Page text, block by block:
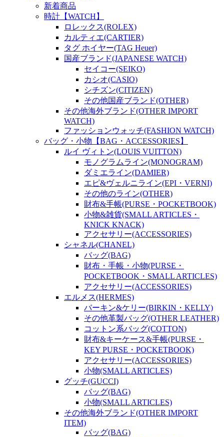
新着商品
時計【WATCH】
ロレックス(ROLEX)
カルティエ(CARTIER)
タグ ホイヤー(TAG Heuer)
国産ブランド(JAPANESE WATCH)
セイコー(SEIKO)
カシオ(CASIO)
シチズン(CITIZEN)
その他国産ブランド(OTHER)
その他海外ブランド(OTHER IMPORT
WATCH)
ファッションウォッチ(FASHION WATCH)
バッグ・小物【BAG・ACCESSORIES】
ルイ ヴィトン(LOUIS VUITTON)
モノグラムライン(MONOGRAM)
ダミエライン(DAMIER)
エピ&ヴェルニライン(EPI・VERNI)
その他のライン(OTHER)
財布&手帳(PURSE・POCKETBOOK)
小物&雑貨(SMALL ARTICLES・
KNICK KNACK)
アクセサリー(ACCESSORIES)
シャネル(CHANEL)
バッグ(BAG)
財布・手帳・小物(PURSE・
POCKETBOOK・SMALL ARTICLES)
アクセサリー(ACCESSORIES)
エルメス(HERMES)
バーキン&ケリー(BIRKIN・KELLY)
その他革製バッグ(OTHER LEATHER)
コットン系バッグ(COTTON)
財布&キーケース&手帳(PURSE・
KEY PURSE・POCKETBOOK)
アクセサリー(ACCESSORIES)
小物(SMALL ARTICLES)
グッチ(GUCCI)
バッグ(BAG)
小物(SMALL ARTICLES)
その他海外ブランド(OTHER IMPORT
ITEM)
バッグ(BAG)